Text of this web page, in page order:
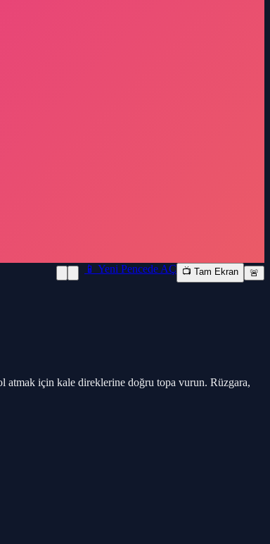
📱 Yeni Pencede AÇ 📺 Tam Ekran 🚨
atmak için kale direklerine doğru topa vurun. Rüzgara,